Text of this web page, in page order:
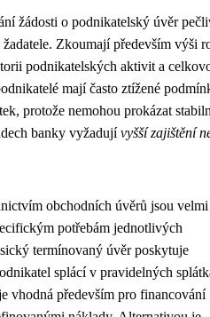
žádosti o podnikatelský úvěr
Zkoumají především výši
podnikatelských aktivit a
mají často ztížené
protože nemohou prokázat
banky vyžadujívyšší zajištění
obchodních úvěrů jsou velmi
potřebám jednotlivých
termínovaný úvěr poskytuje
splácí v pravidelných
vhodná především pro financování